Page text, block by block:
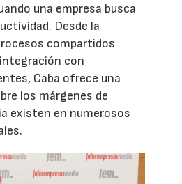
una empresa busca
Desde la
compartidos
con
Caba ofrece una
los márgenes de
existen en numerosos